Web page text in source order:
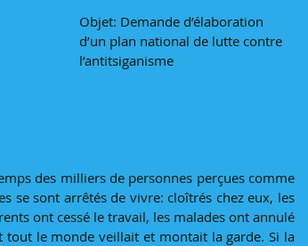
Objet: Demande d’élaboration
d’un plan national de lutte contre
l’antitsiganisme
des milliers de personnes perçues comme
se sont arrêtés de vivre: cloîtrés chez eux, les
ont cessé le travail, les malades ont annulé
tout le monde veillait et montait la garde. Si la